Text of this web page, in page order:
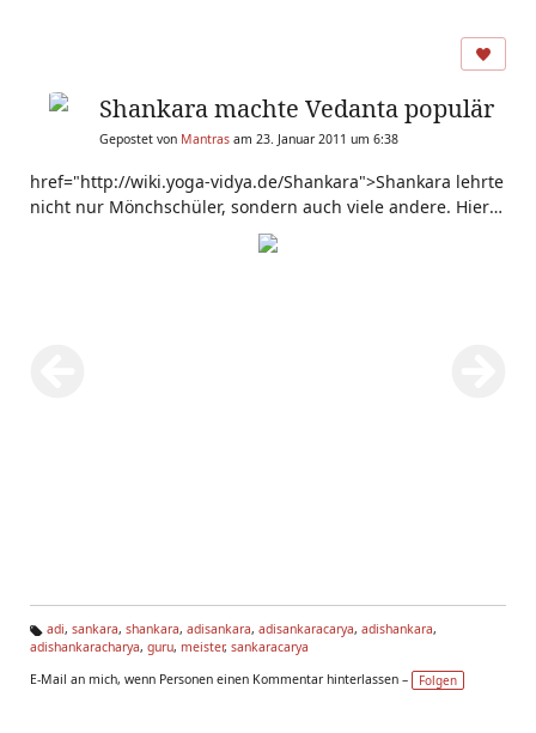
Shankara machte Vedanta populär
Gepostet von Mantras am 23. Januar 2011 um 6:38
href="http://wiki.yoga-vidya.de/Shankara">Shankara lehrte
nicht nur Mönchschüler, sondern auch viele andere. Hier
ist er dargestellt im Rededuell mit Vandana Mishra und
Ta
s:
adi, sankara, shankara, adisankara, adisankaracarya, adishankara,
adishankaracharya, guru, meister, sankaracarya
E-Mail an mich, wenn Personen einen Kommentar hinterlassen –
Folgen